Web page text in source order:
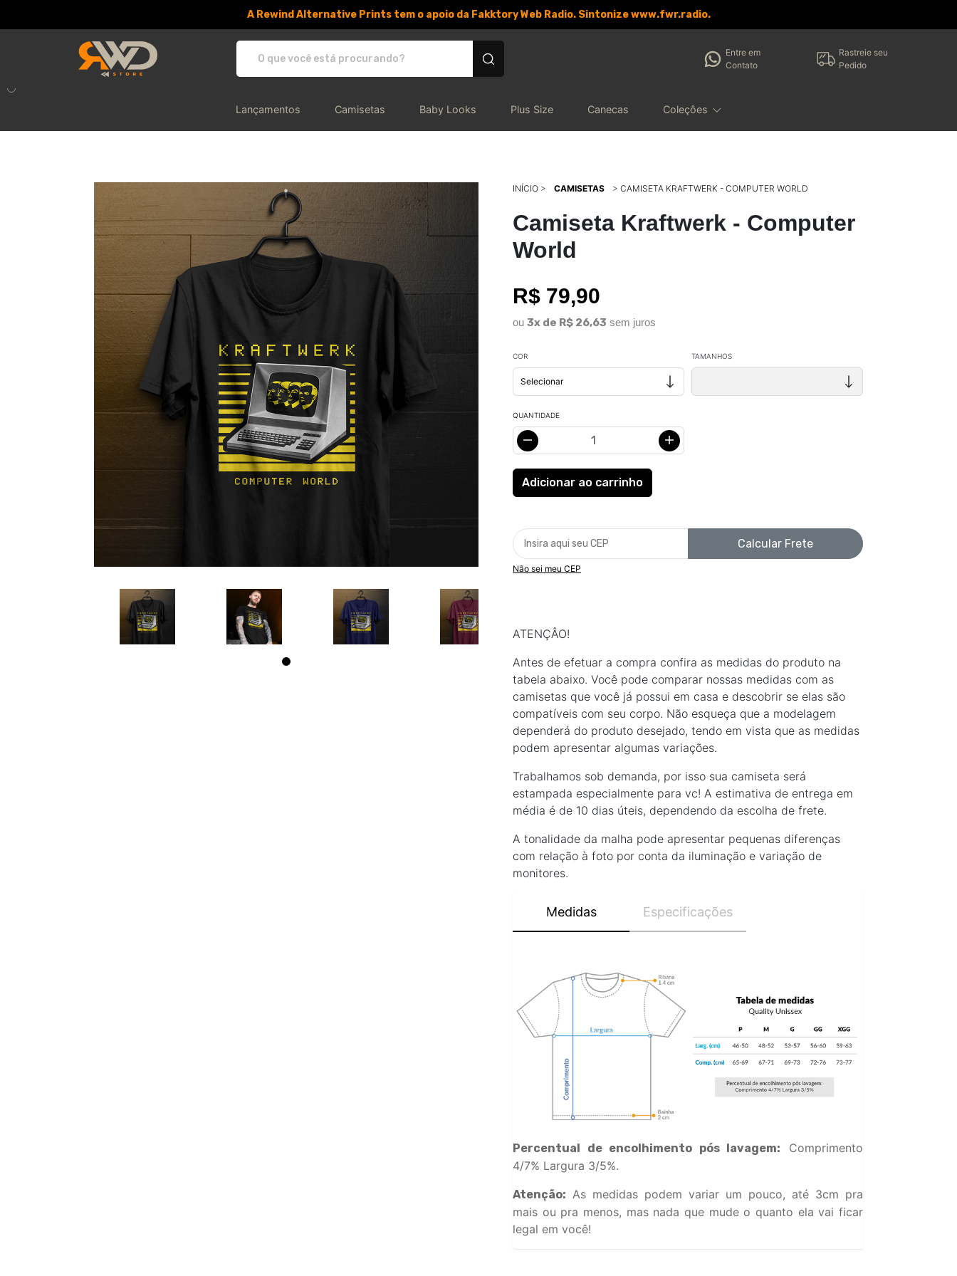
A Rewind Alternative Prints tem o apoio da Fakktory Web Radio. Sintonize www.fwr.radio.
RWD Store - Camisetas e produtos personalizados
Entre em
Contato
Rastreie seu
Pedido
Lançamentos Camisetas Baby Looks Plus Size Canecas Coleçôes
INÍCIO > CAMISETAS > CAMISETA KRAFTWERK - COMPUTER WORLD
Camiseta Kraftwerk - Computer
World
R$ 79,90
ou 3x de R$ 26,63 sem juros
COR TAMANHOS
QUANTIDADE
Calcular Frete
Não sei meu CEP
ATENÇÂO!
Antes de efetuar a compra confira as medidas do produto na
tabela abaixo. Você pode comparar nossas medidas com as
camisetas que você já possui em casa e descobrir se elas são
compatíveis com seu corpo. Não esqueça que a modelagem
dependerá do produto desejado, tendo em vista que as medidas
podem apresentar algumas variações.
Trabalhamos sob demanda, por isso sua camiseta será
estampada especialmente para vc! A estimativa de entrega em
média é de 10 dias úteis, dependendo da escolha de frete.
A tonalidade da malha pode apresentar pequenas diferenças
com relação à foto por conta da iluminação e variação de
monitores.
Medidas Especificações
Percentual de encolhimento pós lavagem:
Comprimento
4/7% Largura 3/5%.
Atenção: As medidas podem variar um pouco, até 3cm pra
mais ou pra menos, mas nada que mude o quanto ela vai ficar
legal em você!